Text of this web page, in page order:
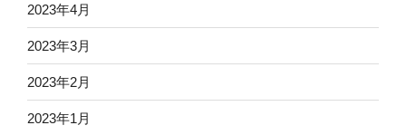
2023年4月
2023年3月
2023年2月
2023年1月